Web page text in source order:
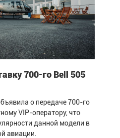
700-го Bell 505
о передаче 700-го
VIP-оператору, что
данной модели в
авиации.